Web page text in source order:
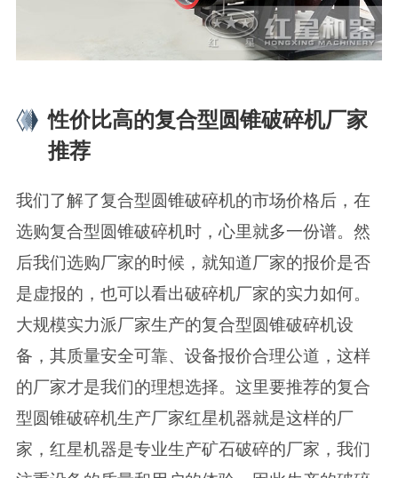
性价比高的复合型圆锥破碎机厂家
推荐
我们了解了复合型圆锥破碎机的市场价格后，在
选购复合型圆锥破碎机时，心里就多一份谱。然
后我们选购厂家的时候，就知道厂家的报价是否
是虚报的，也可以看出破碎机厂家的实力如何。
大规模实力派厂家生产的复合型圆锥破碎机设
备，其质量安全可靠、设备报价合理公道，这样
的厂家才是我们的理想选择。这里要推荐的复合
型圆锥破碎机生产厂家红星机器就是这样的厂
家，红星机器是专业生产矿石破碎的厂家，我们